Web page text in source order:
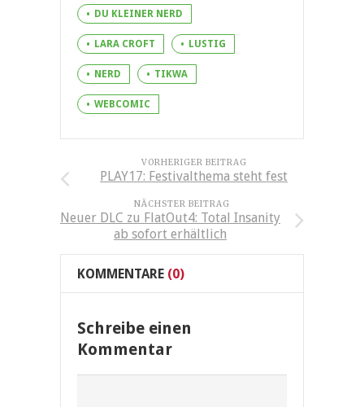
DU KLEINER NERD
LARA CROFT LUSTIG
NERD TIKWA
WEBCOMIC
VORHERIGER BEITRAG
PLAY17: Festivalthema steht fest
NÄCHSTER BEITRAG
Neuer DLC zu FlatOut4: Total Insanity
ab sofort erhältlich
KOMMENTARE (0)
Schreibe einen
Kommentar